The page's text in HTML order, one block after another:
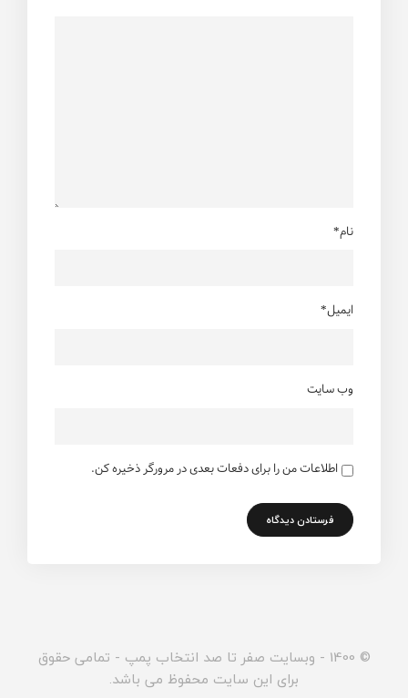
نام*
ایمیل*
وب سایت
اطلاعات من را برای دفعات بعدی در مرورگر ذخیره کن.
© 1400 - وبسایت صفر تا صد انتخاب پمپ - تمامی حقوق
برای این سایت محفوظ می باشد.